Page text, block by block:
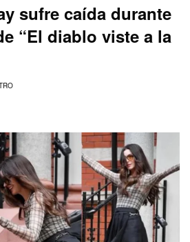
sufre caída durante
“El diablo viste a la